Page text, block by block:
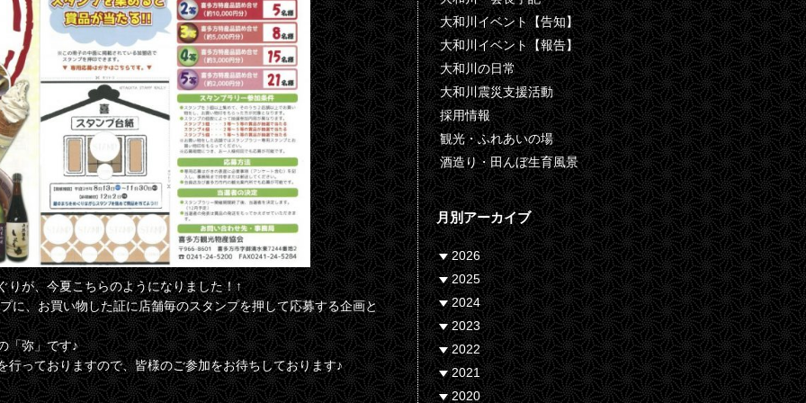
りが、今夏こちらのようになりました！↑
に、お買い物した証に店舗毎のスタンプを押して応募する企画と
「弥」です♪
行っておりますので、皆様のご参加をお待ちしております♪
大和川イベント【告知】
大和川イベント【報告】
大和川の日常
大和川震災支援活動
採用情報
観光・ふれあいの場
酒造り・田んぼ生育風景
月別アーカイブ
2026
2025
2024
2023
2022
2021
2020